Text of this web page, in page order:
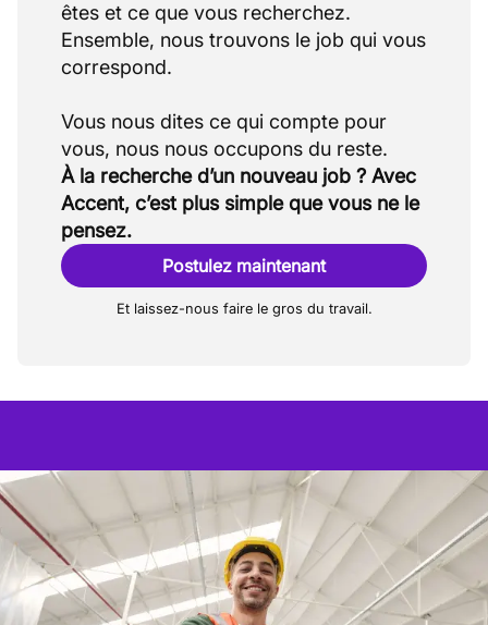
êtes et ce que vous recherchez.
Ensemble, nous trouvons le job qui vous
correspond.
Vous nous dites ce qui compte pour
À la recherche d’un nouveau job ? Avec
Accent, c’est plus simple que vous ne le
pensez.
Postulez maintenant
Et laissez-nous faire le gros du travail.